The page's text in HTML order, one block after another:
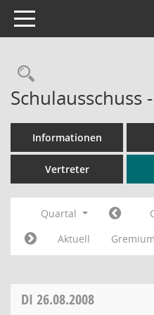
Toggle navigation
Schulausschuss
Informationen
Vertreter
Quartal
Aktuell
DI 26.08.2008